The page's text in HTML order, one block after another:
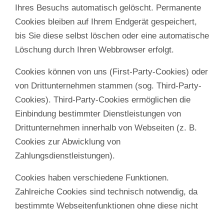
Ihres Besuchs automatisch gelöscht. Permanente
Cookies bleiben auf Ihrem Endgerät gespeichert,
bis Sie diese selbst löschen oder eine automatische
Löschung durch Ihren Webbrowser erfolgt.
Cookies können von uns (First-Party-Cookies) oder
von Drittunternehmen stammen (sog. Third-Party-
Cookies). Third-Party-Cookies ermöglichen die
Einbindung bestimmter Dienstleistungen von
Drittunternehmen innerhalb von Webseiten (z. B.
Cookies zur Abwicklung von
Zahlungsdienstleistungen).
Cookies haben verschiedene Funktionen.
Zahlreiche Cookies sind technisch notwendig, da
bestimmte Webseitenfunktionen ohne diese nicht